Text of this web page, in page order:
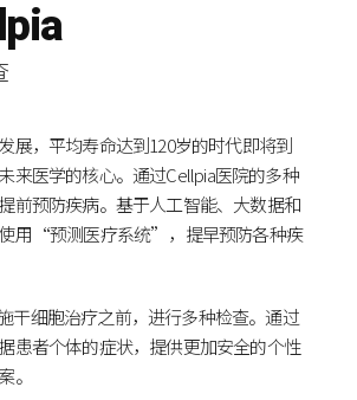
展，平均寿命达到120岁的时代即将到
来医学的核心。 ​通过Cellpia医院的多种
前预防疾病。基于人工智能、大数据和
用“预测医疗系统”，提早预防各种疾
干细胞治疗之前，进行多种检查。通过
患者个体的症状，提供更加安全的个性
。